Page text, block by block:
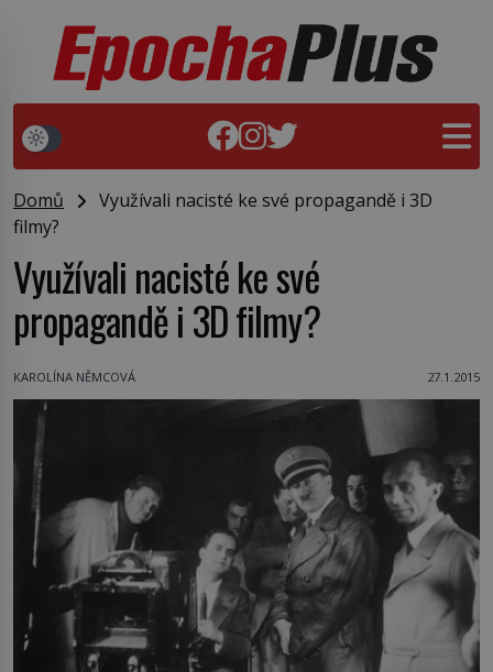
Domů
Využívali nacisté ke své propagandě i 3D
filmy?
Využívali nacisté ke své
propagandě i 3D filmy?
KAROLÍNA NĚMCOVÁ 27.1.2015